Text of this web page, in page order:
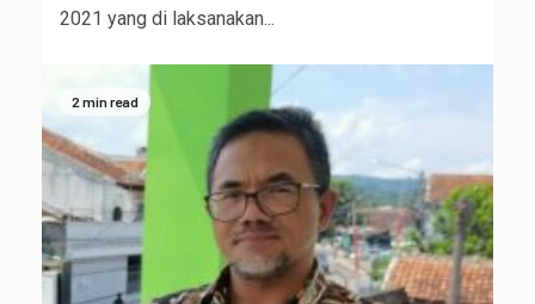
2021 yang di laksanakan...
2 min read